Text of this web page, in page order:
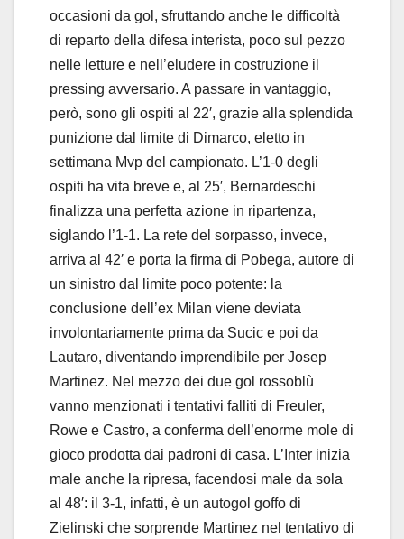
occasioni da gol, sfruttando anche le difficoltà
di reparto della difesa interista, poco sul pezzo
nelle letture e nell’eludere in costruzione il
pressing avversario. A passare in vantaggio,
però, sono gli ospiti al 22′, grazie alla splendida
punizione dal limite di Dimarco, eletto in
settimana Mvp del campionato. L’1-0 degli
ospiti ha vita breve e, al 25′, Bernardeschi
finalizza una perfetta azione in ripartenza,
siglando l’1-1. La rete del sorpasso, invece,
arriva al 42′ e porta la firma di Pobega, autore di
un sinistro dal limite poco potente: la
conclusione dell’ex Milan viene deviata
involontariamente prima da Sucic e poi da
Lautaro, diventando imprendibile per Josep
Martinez. Nel mezzo dei due gol rossoblù
vanno menzionati i tentativi falliti di Freuler,
Rowe e Castro, a conferma dell’enorme mole di
gioco prodotta dai padroni di casa. L’Inter inizia
male anche la ripresa, facendosi male da sola
al 48′: il 3-1, infatti, è un autogol goffo di
Zielinski che sorprende Martinez nel tentativo di